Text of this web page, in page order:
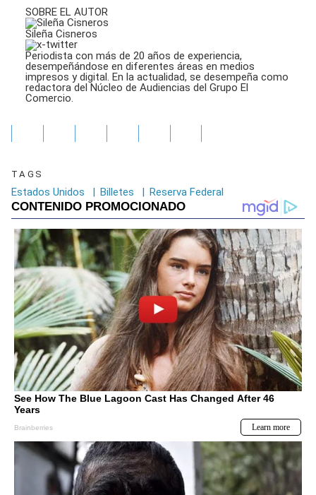
SOBRE EL AUTOR
Sileña Cisneros
Periodista con más de 20 años de experiencia,
desempeñándose en diferentes áreas en medios
impresos y digital. En la actualidad, se desempeña como
redactora del Núcleo de Audiencias del Grupo El
Comercio.
TAGS
Estados Unidos | Billetes | Reserva Federal